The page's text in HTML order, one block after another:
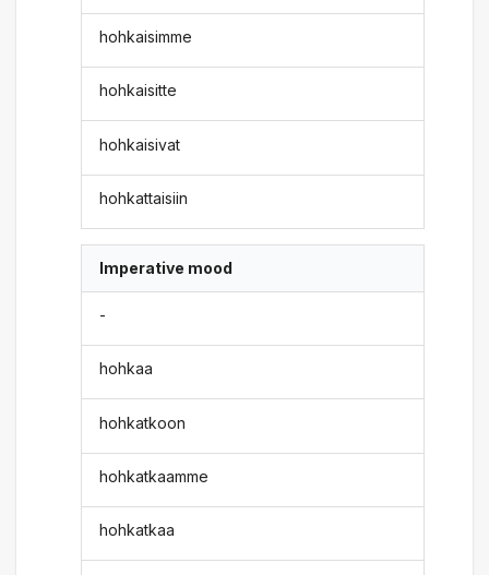
hohkaisimme
hohkaisitte
hohkaisivat
hohkattaisiin
Imperative mood
-
hohkaa
hohkatkoon
hohkatkaamme
hohkatkaa